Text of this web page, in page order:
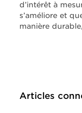
d’intérêt à
s’améliore et
manière
Articles